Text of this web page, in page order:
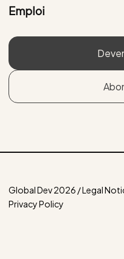
Emploi
Global Dev 2026 / Legal
Privacy Policy